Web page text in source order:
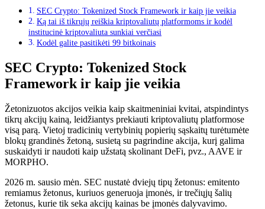
SEC Crypto: Tokenized Stock Framework ir kaip jie veikia
Ką tai iš tikrųjų reiškia kriptovaliutų platformoms ir kodėl
institucinė kriptovaliuta sunkiai verčiasi
Kodėl galite pasitikėti 99 bitkoinais
SEC Crypto: Tokenized Stock
Framework ir kaip jie veikia
Žetonizuotos akcijos veikia kaip skaitmeniniai kvitai, atspindintys
tikrų akcijų kainą, leidžiantys prekiauti kriptovaliutų platformose
visą parą. Vietoj tradicinių vertybinių popierių sąskaitų turėtumėte
blokų grandinės žetoną, susietą su pagrindine akcija, kurį galima
suskaidyti ir naudoti kaip užstatą skolinant DeFi, pvz., AAVE ir
MORPHO.
2026 m. sausio mėn. SEC nustatė dviejų tipų žetonus: emitento
remiamus žetonus, kuriuos generuoja įmonės, ir trečiųjų šalių
žetonus, kurie tik seka akcijų kainas be įmonės dalyvavimo.